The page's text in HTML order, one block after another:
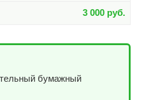
3 000 руб.
бумажный